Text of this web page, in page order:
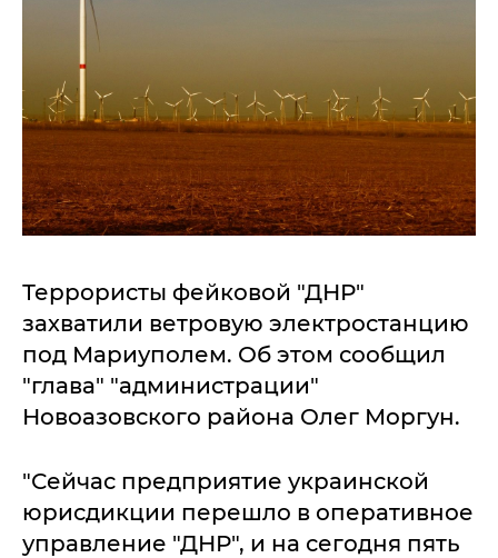
Террористы фейковой "ДНР"
захватили ветровую электростанцию
под Мариуполем. Об этом сообщил
"глава" "администрации"
Новоазовского района Олег Моргун.
"Сейчас предприятие украинской
юрисдикции перешло в оперативное
управление "ДНР", и на сегодня пять